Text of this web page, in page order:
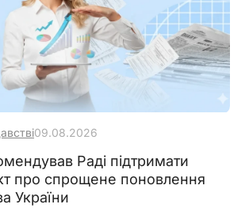
09.08.2026
Раді підтримати
про спрощене поновлення
України